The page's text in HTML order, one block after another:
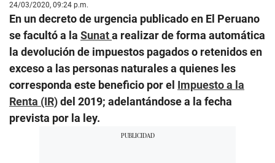
24/03/2020, 09:24 p.m.
En un decreto de urgencia publicado en El Peruano
se facultó a la Sunata realizar de forma automática
la devolución de impuestos pagados o retenidos en
exceso a las personas naturales a quienes les
corresponda este beneficio por el Impuesto a la
Renta (IR)del 2019; adelantándose a la fecha
prevista por la ley.